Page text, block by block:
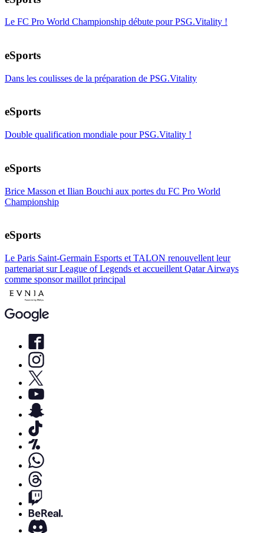
Le FC Pro World Championship débute pour PSG.Vitality !
eSports
Dans les coulisses de la préparation de PSG.Vitality
eSports
Double qualification mondiale pour PSG.Vitality !
eSports
Brice Masson et Ilian Bouchi aux portes du FC Pro World
Championship
eSports
Le Paris Saint-Germain Esports et TALON renouvellent leur
partenariat sur League of Legends et accueillent Qatar Airways
comme sponsor maillot principal